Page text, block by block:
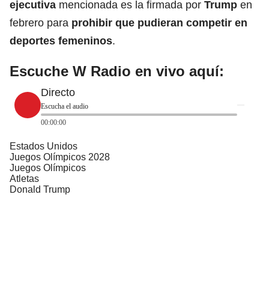
ejecutiva mencionada es la firmada por Trump en
febrero para prohibir que pudieran competir en
deportes femeninos.
Escuche W Radio en vivo aquí:
Directo
Escucha el audio
00:00:00
Estados Unidos
Juegos Olímpicos 2028
Juegos Olímpicos
Atletas
Donald Trump